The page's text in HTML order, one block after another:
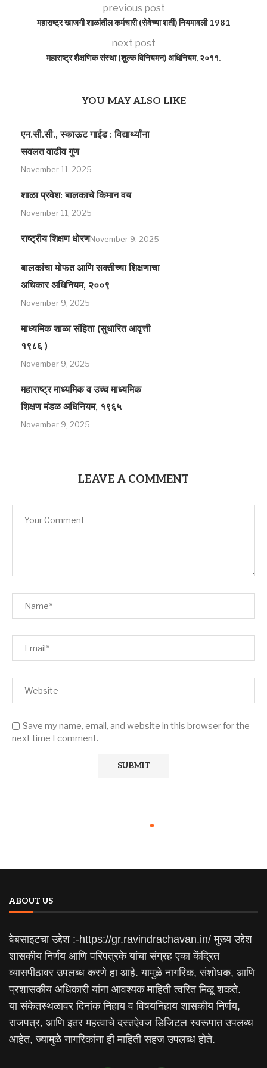
previous post
महाराष्ट्र खाजगी शाळांतील कर्मचारी (सेवेच्या शर्ती) नियमावली 1981
next post
महाराष्ट्र शैक्षणिक संस्था (शुल्क विनियमन) अधिनियम, २०११.
YOU MAY ALSO LIKE
एन.सी.सी., स्काऊट गाईड : विद्यार्थ्यांना
सवलत वाढीव गुण
November 11, 2025
शाळा प्रवेश: बालकाचे किमान वय
November 11, 2025
राष्ट्रीय शिक्षण धोरणNovember 9, 2025
बालकांचा मोफत आणि सक्तीच्या शिक्षणाचा
अधिकार अधिनियम, २००९
November 9, 2025
माध्यमिक शाळा संहिता (सुधारित आवृत्ती
१९८६ )
November 9, 2025
महाराष्ट्र माध्यमिक व उच्च माध्यमिक
शिक्षण मंडळ अधिनियम, १९६५
November 9, 2025
LEAVE A COMMENT
Save my name, email, and website in this browser for the
next time I comment.
ABOUT US
वेबसाइटचा उद्देश :-https://gr.ravindrachavan.in/ मुख्य उद्देश
शासकीय निर्णय आणि परिपत्रके यांचा संग्रह एका केंद्रित
व्यासपीठावर उपलब्ध करणे हा आहे. यामुळे नागरिक, संशोधक, आणि
प्रशासकीय अधिकारी यांना आवश्यक माहिती त्वरित मिळू शकते.
या संकेतस्थळावर दिनांक निहाय व विषयनिहाय शासकीय निर्णय,
राजपत्र, आणि इतर महत्वाचे दस्तऐवज डिजिटल स्वरूपात उपलब्ध
आहेत, ज्यामुळे नागरिकांना ही माहिती सहज उपलब्ध होते.